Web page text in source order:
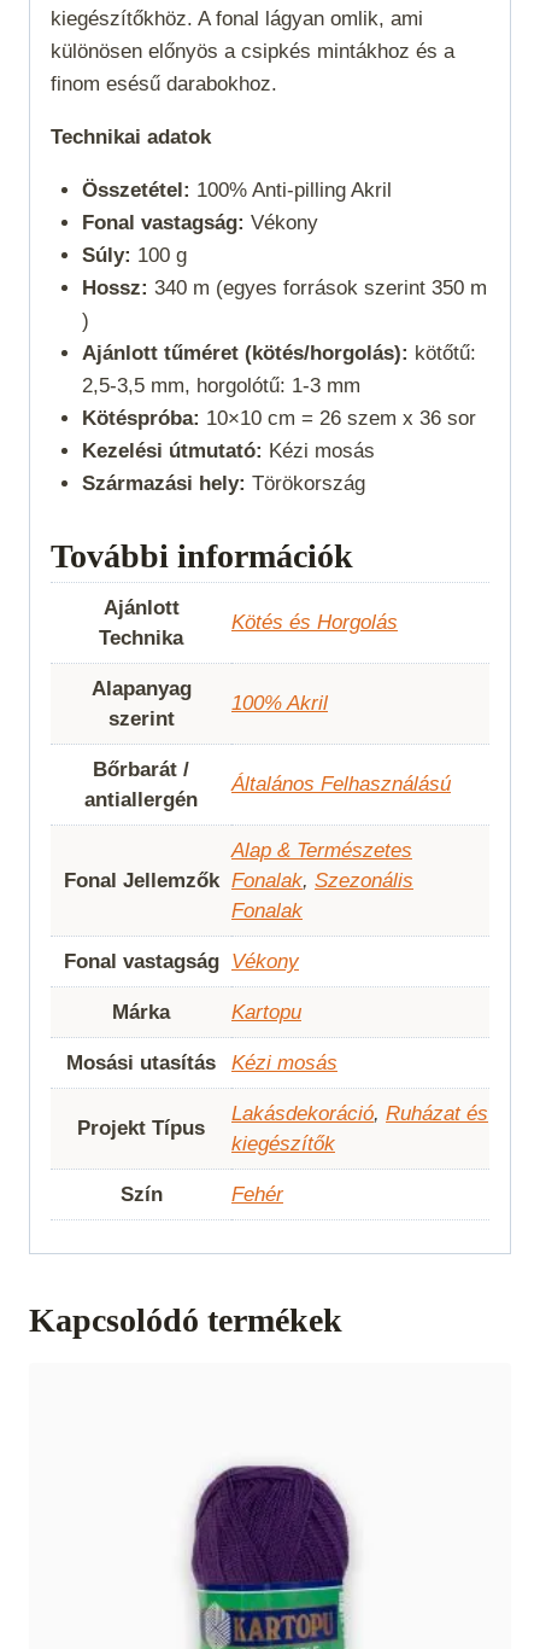
kiegészítőkhöz. A fonal lágyan omlik, ami
különösen előnyös a csipkés mintákhoz és a
finom esésű darabokhoz.
Technikai adatok
Összetétel: 100% Anti-pilling Akril
Fonal vastagság: Vékony
Súly: 100 g
Hossz: 340 m (egyes források szerint 350 m
)
Ajánlott tűméret (kötés/horgolás): kötőtű:
2,5-3,5 mm, horgolótű: 1-3 mm
Kötéspróba: 10×10 cm = 26 szem x 36 sor
Kezelési útmutató: Kézi mosás
Származási hely: Törökország
További információk
Ajánlott
Technika
Kötés és Horgolás
Alapanyag
szerint
100% Akril
Bőrbarát /
antiallergén
Általános Felhasználású
Fonal Jellemzők
Alap & Természetes
Fonalak, Szezonális
Fonalak
Fonal vastagság Vékony
Márka Kartopu
Mosási utasítás Kézi mosás
Projekt Típus
Lakásdekoráció, Ruházat és
kiegészítők
Szín Fehér
Kapcsolódó termékek